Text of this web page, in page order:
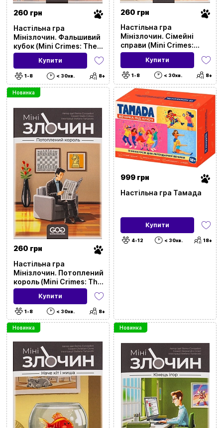
260 грн
Настільна гра
Мінізлочин. Фальшивий
кубок (Mini Crimes: The
Strange Cup)
Купити
1-8 < 30хв. 8+
260 грн
Настільна гра
Мінізлочин. Сімейні
справи (Mini Crimes:
Family Matter)
Купити
1-8 < 30хв. 8+
Новинка
260 грн
Настільна гра
Мінізлочин. Потоплений
король (Mini Crimes: The
Drowned King)
Купити
1-8 < 30хв. 8+
999 грн
Настільна гра Тамада
Купити
4-12 < 30хв. 18+
Новинка Новинка